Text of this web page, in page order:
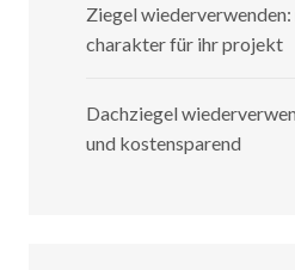
Ziegel
charakter für ihr projekt
Dachziegel
und kostensparend